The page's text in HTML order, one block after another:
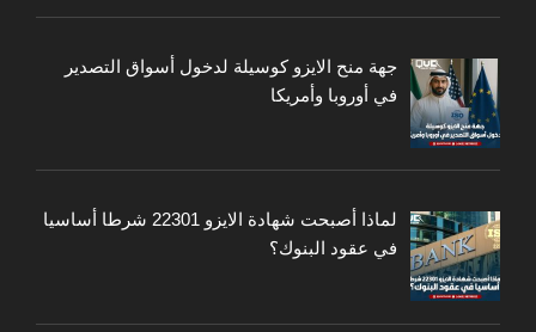
جهة منح الايزو كوسيلة لدخول أسواق التصدير
في أوروبا وأمريكا
لماذا أصبحت شهادة الايزو 22301 شرطا أساسيا
في عقود البنوك؟